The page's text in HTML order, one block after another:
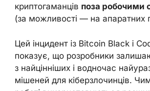
криптогаманців поза робочими
(за можливості — на апаратних
Цей інцидент із Bitcoin Black і
показує, що розробники
з найцінніших і водночас
мішеней для кіберзлочинців.